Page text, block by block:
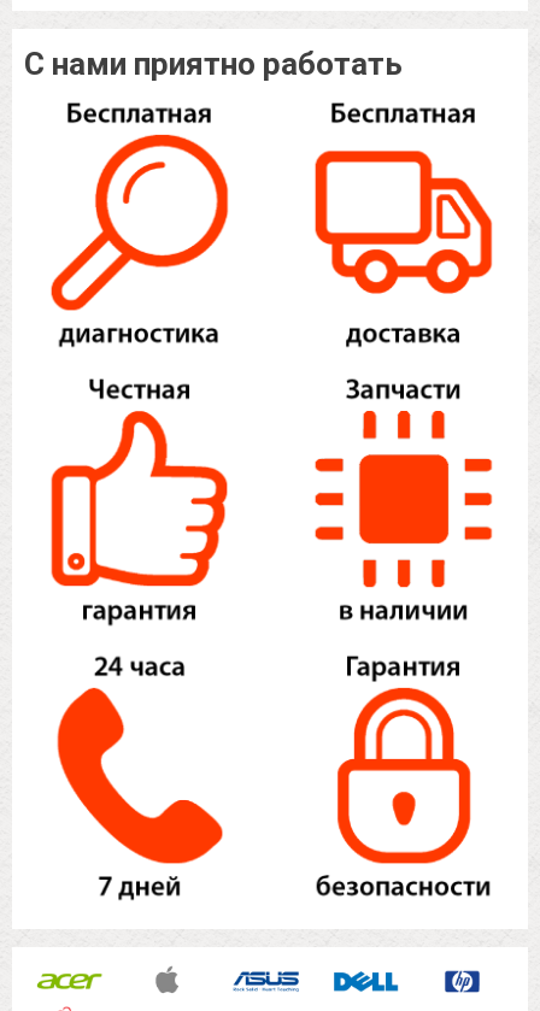
С нами приятно работать